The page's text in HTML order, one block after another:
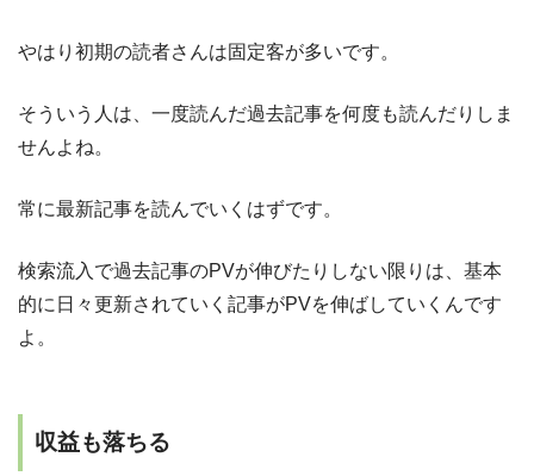
やはり初期の読者さんは固定客が多いです。
そういう人は、一度読んだ過去記事を何度も読んだりしま
せんよね。
常に最新記事を読んでいくはずです。
検索流入で過去記事のPVが伸びたりしない限りは、基本
的に日々更新されていく記事がPVを伸ばしていくんです
よ。
収益も落ちる